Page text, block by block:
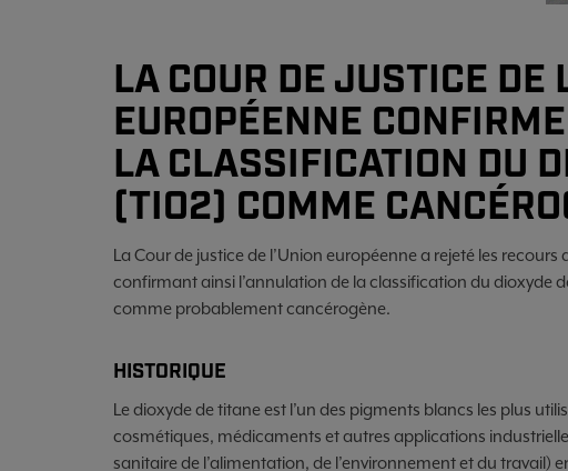
LA COUR DE JUSTICE DE
EUROPÉENNE
LA CLASSIFICATION DU
(TIO2) COMME
La Cour de justice de l’Union européenne a rejeté les
confirmant ainsi l’annulation de la classification du dioxyde
comme probablement cancérogène.
HISTORIQUE
Le dioxyde de titane est l’un des pigments blancs les plus
cosmétiques, médicaments et autres applications
sanitaire de l’alimentation, de l’environnement et du travail)